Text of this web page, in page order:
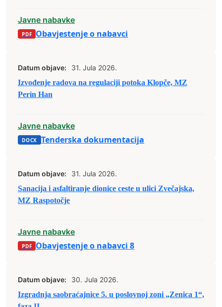
Javne nabavke
Obavjestenje o nabavci
Datum objave:
31. Jula 2026.
Izvođenje radova na regulaciji potoka Klopče, MZ
Perin Han
Javne nabavke
Tenderska dokumentacija
Datum objave:
31. Jula 2026.
Sanacija i asfaltiranje dionice ceste u ulici Zvečajska,
MZ Raspotočje
Javne nabavke
Obavjestenje o nabavci 8
Datum objave:
30. Jula 2026.
Izgradnja saobraćajnice 5. u poslovnoj zoni „Zenica 1“,